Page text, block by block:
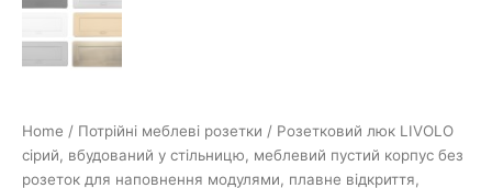
Home / Потрійні меблеві розетки / Розетковий люк LIVOLO
сірий, вбудований у стільницю, меблевий пустий корпус без
розеток для наповнення модулями, плавне відкриття,
G)
quantity